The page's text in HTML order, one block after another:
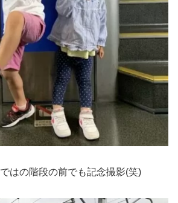
はの階段の前でも記念撮影(笑)